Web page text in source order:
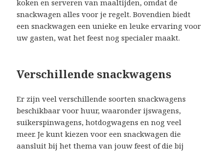
koken en serveren van maaltijden, omdat de
snackwagen alles voor je regelt. Bovendien biedt
een snackwagen een unieke en leuke ervaring voor
uw gasten, wat het feest nog specialer maakt.
Verschillende snackwagens
Er zijn veel verschillende soorten snackwagens
beschikbaar voor huur, waaronder ijswagens,
suikerspinwagens, hotdogwagens en nog veel
meer. Je kunt kiezen voor een snackwagen die
aansluit bij het thema van jouw feest of die bij